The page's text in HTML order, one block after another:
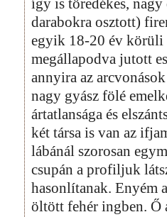
így is töredékes,
darabokra osztott)
egyik 18-20 év körüli
megállapodva jutott
annyira az
nagy gyász fölé
ártatlansága és
két társa is van az
lábánál szorosan
csupán a profiljuk
hasonlítanak. Enyém
öltött fehér ingben. Ő